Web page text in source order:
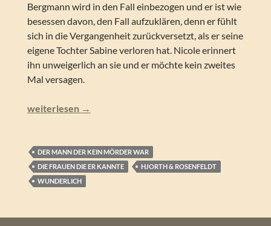
Bergmann wird in den Fall einbezogen und er ist wie
besessen davon, den Fall aufzuklären, denn er fühlt
sich in die Vergangenheit zurückversetzt, als er seine
eigene Tochter Sabine verloren hat. Nicole erinnert
ihn unweigerlich an sie und er möchte kein zweites
Mal versagen.
Hjorth & Rosenfeldt – Das Mädchen, das verstummte
weiterlesen →
DER MANN DER KEIN MÖRDER WAR
DIE FRAUEN DIE ER KANNTE
HJORTH & ROSENFELDT
WUNDERLICH